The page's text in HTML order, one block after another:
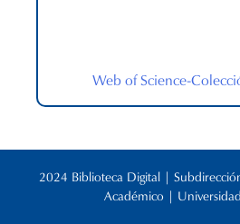
Web of Science-
2024 Biblioteca Digital |
Académico |